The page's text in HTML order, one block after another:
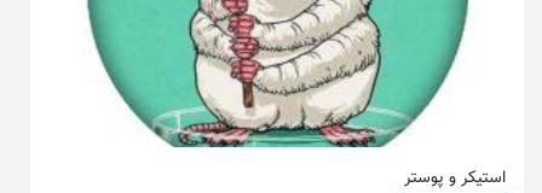
استیکر و پوستر